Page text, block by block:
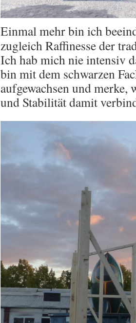
Einmal mehr bin ich
zugleich Raffinesse der
Ich hab mich nie intensiv
bin mit dem schwarzen
aufgewachsen und
und Stabilität damit